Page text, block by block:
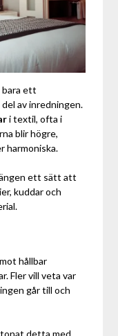
bara ett
av inredningen.
i textil, ofta i
blir högre,
harmoniska.
ett sätt att
kuddar och
hållbar
Fler vill veta var
går till och
detta med